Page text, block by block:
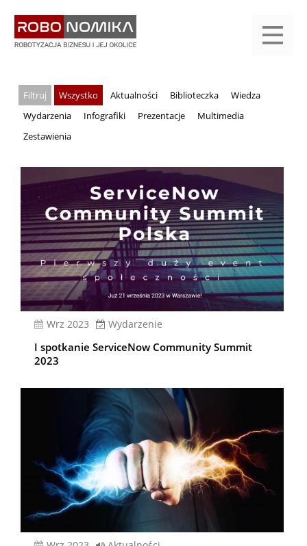
treści
yasne
main
menu
Wszystko
Aktualności Biblioteczka
Wiedza
Wydarzenia
Infografiki Prezentacje
Multimedia
Zestawienia
wrz 2023 Wydarzenie
I spotkanie ServiceNow Community Summit
2023